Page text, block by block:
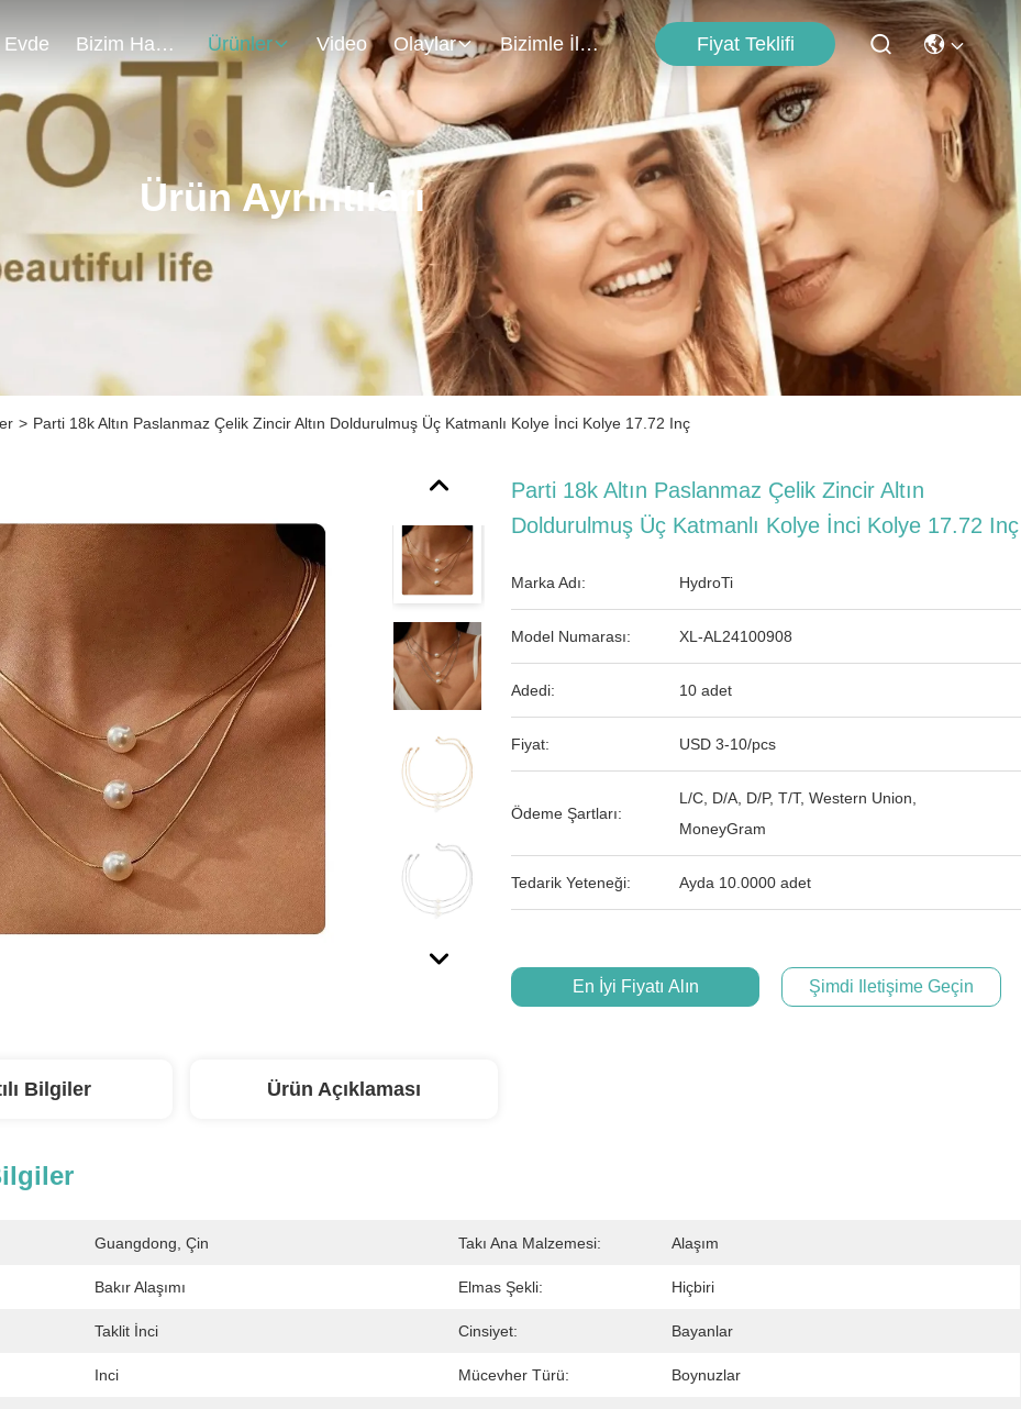
Evde Bizim Hakkımızda Ürünler Video Olaylar Bizimle İletişim Fiyat Teklifi
Ürün Ayrıntıları
> Parti 18k Altın Paslanmaz Çelik Zincir Altın Doldurulmuş Üç Katmanlı Kolye İnci Kolye 17.72 Inç
Parti 18k Altın Paslanmaz Çelik Zincir Altın
Doldurulmuş Üç Katmanlı Kolye İnci Kolye 17.72 Inç
Marka Adı: HydroTi
Model Numarası: XL-AL24100908
Adedi: 10 adet
Fiyat: USD 3-10/pcs
Ödeme Şartları:
L/C, D/A, D/P, T/T, Western Union,
MoneyGram
Tedarik Yeteneği: Ayda 10.0000 adet
En İyi Fiyatı Alın Şimdi Iletişime Geçin
Bilgiler Ürün Açıklaması
Guangdong, Çin Takı Ana Malzemesi: Alaşım
Bakır Alaşımı Elmas Şekli: Hiçbiri
Taklit İnci Cinsiyet: Bayanlar
Inci Mücevher Türü: Boynuzlar